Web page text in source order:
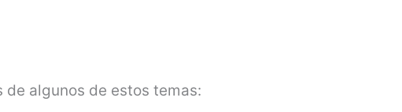
algunos de estos temas: